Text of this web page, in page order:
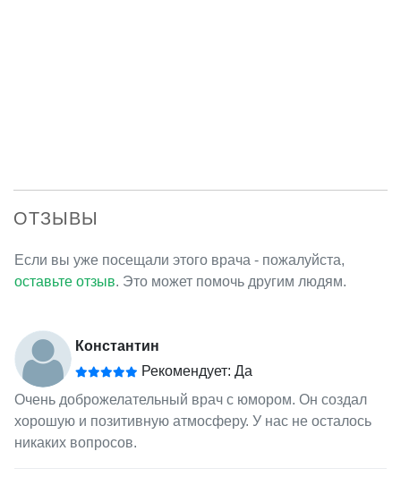
ОТЗЫВЫ
Если вы уже посещали этого врача - пожалуйста,
оставьте отзыв. Это может помочь другим людям.
Константин
Рекомендует: Да
Очень доброжелательный врач с юмором. Он создал
хорошую и позитивную атмосферу. У нас не осталось
никаких вопросов.